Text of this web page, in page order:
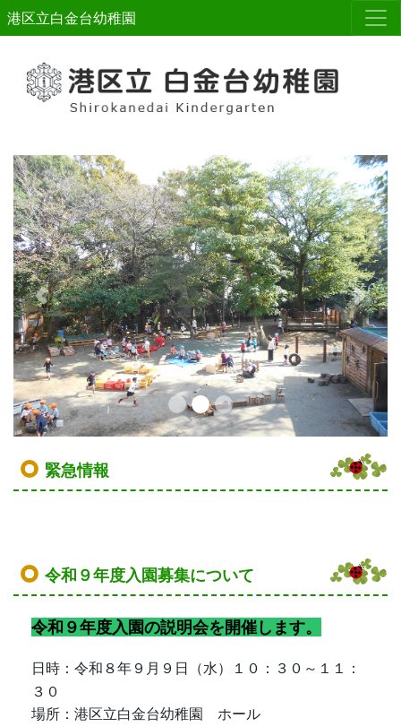
港区立白金台幼稚園
Previous Next
緊急情報
令和９年度入園募集について
令和９年度入園の説明会を開催します。
日時：令和８年９月９日（水）１０：３０～１１：
３０
場所：港区立白金台幼稚園 ホール